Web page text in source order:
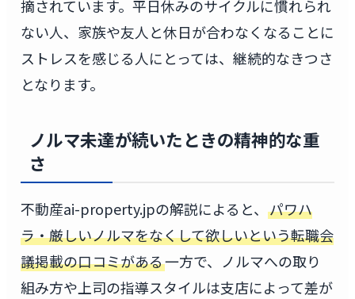
摘されています。平日休みのサイクルに慣れられ
ない人、家族や友人と休日が合わなくなることに
ストレスを感じる人にとっては、継続的なきつさ
となります。
ノルマ未達が続いたときの精神的な重
さ
不動産ai-property.jpの解説によると、 パワハ
ラ・厳しいノルマをなくして欲しいという転職会
議掲載の口コミがある一方で、ノルマへの取り
組み方や上司の指導スタイルは支店によって差が